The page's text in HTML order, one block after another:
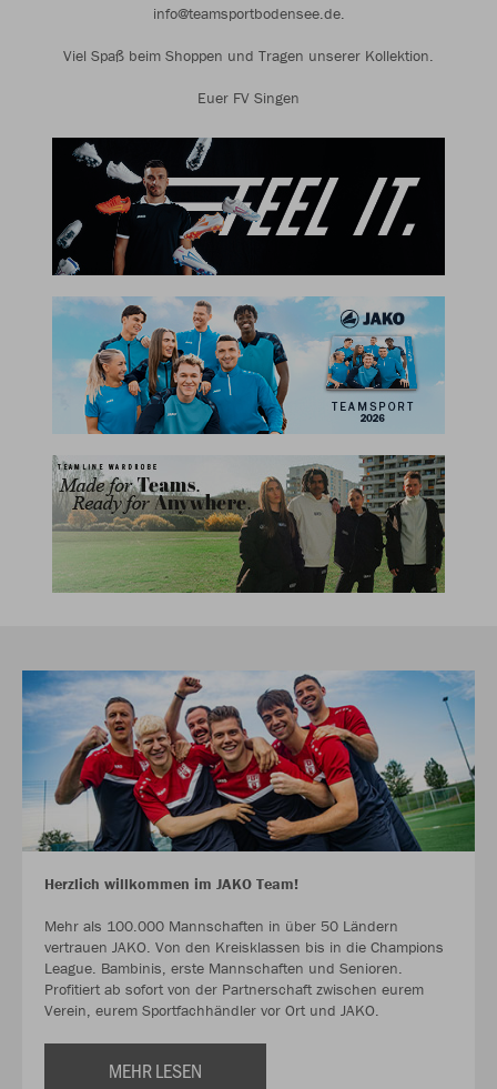
info@teamsportbodensee.de.
Viel Spaß beim Shoppen und Tragen unserer Kollektion.
Euer FV Singen
Herzlich willkommen im JAKO Team!
Mehr als 100.000 Mannschaften in über 50 Ländern
vertrauen JAKO. Von den Kreisklassen bis in die Champions
League. Bambinis, erste Mannschaften und Senioren.
Profitiert ab sofort von der Partnerschaft zwischen eurem
Verein, eurem Sportfachhändler vor Ort und JAKO.
MEHR LESEN